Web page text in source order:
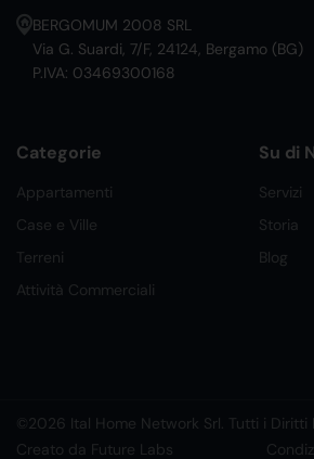
BERGOMUM 2008 SRL
Via G. Suardi, 7/F, 24124, Bergamo (BG)
P.IVA: 03469300168
Categorie
Appartamenti
Case e Ville
Terreni
Attività Commerciali
Su di
Servizi
Storia
Blog
©2026 Ital Home Network Srl. Tutti i Diritti
Creato da Future Labs